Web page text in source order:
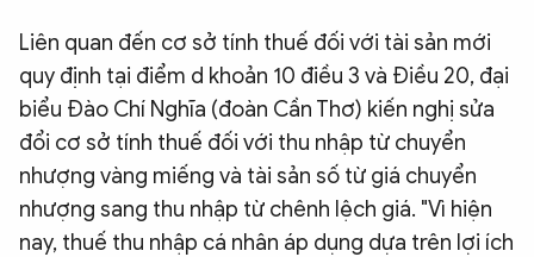
Liên quan đến cơ sở tính thuế đối với tài sản mới
quy định tại điểm d khoản 10 điều 3 và Điều 20, đại
biểu Đào Chí Nghĩa (đoàn Cần Thơ) kiến nghị sửa
đổi cơ sở tính thuế đối với thu nhập từ chuyển
nhượng vàng miếng và tài sản số từ giá chuyển
nhượng sang thu nhập từ chênh lệch giá. "Vì hiện
nay, thuế thu nhập cá nhân áp dụng dựa trên lợi ích